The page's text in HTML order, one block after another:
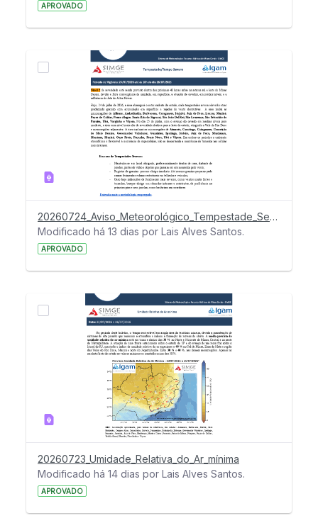
APROVADO
20260724_Aviso_Meteorológico_Tempestade_Severa
Modificado há 13 dias por Lais Alves Santos.
APROVADO
20260723_Umidade_Relativa_do_Ar_mínima
Modificado há 14 dias por Lais Alves Santos.
APROVADO